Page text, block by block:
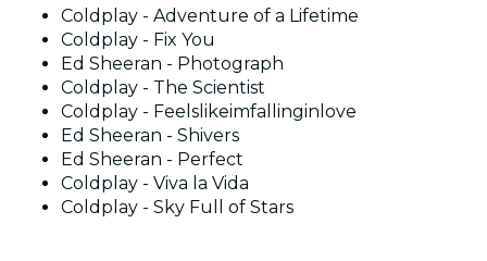
Coldplay - Adventure of a Lifetime
Coldplay - Fix You
Ed Sheeran - Photograph
Coldplay - The Scientist
Coldplay - Feelslikeimfallinginlove
Ed Sheeran - Shivers
Ed Sheeran - Perfect
Coldplay - Viva la Vida
Coldplay - Sky Full of Stars